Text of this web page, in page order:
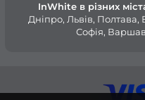
InWhite в різних
Дніпро, Львів, Полтава,
Софія,